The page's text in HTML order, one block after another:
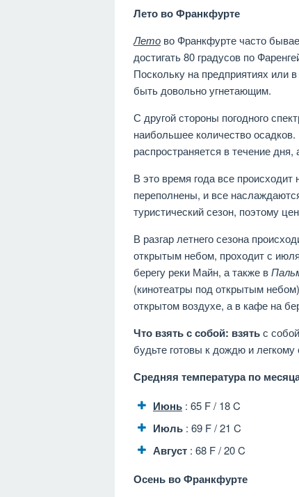
Лето во Франкфурте
Лето во Франкфурте часто
достигать 80 градусов по
Поскольку на предприятиях или
быть довольно угнетающим.
С другой стороны погодного
наибольшее количество
распространяется в течение
В это время года все
переполнены, и все
туристический сезон, поэтому
В разгар летнего сезона
открытым небом, проходит с
берегу реки Майн, а также в
(кинотеатры под открытым
открытом воздухе, а в кафе на
Что взять с собой: взятьс
будьте готовы к дождю и
Средняя температура по
Июнь : 65 F / 18 C
Июль : 69 F / 21 C
Август : 68 F / 20 C
Осень во Франкфурте